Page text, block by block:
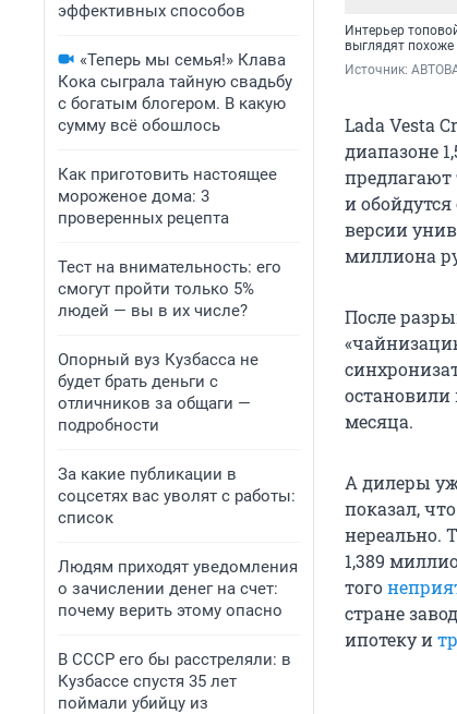
эффективных способов
«Теперь мы семья!» Клава
Кока сыграла тайную свадьбу
с богатым блогером. В какую
сумму всё обошлось
Как приготовить настоящее
мороженое дома: 3
проверенных рецепта
Тест на внимательность: его
смогут пройти только 5%
людей — вы в их числе?
Опорный вуз Кузбасса не
будет брать деньги с
отличников за общаги —
подробности
За какие публикации в
соцсетях вас уволят с работы:
список
Людям приходят уведомления
о зачислении денег на счет:
почему верить этому опасно
В СССР его бы расстреляли: в
Кузбассе спустя 35 лет
поймали убийцу из
Интерьер
выглядят похоже
Источник:
Lada Vesta
диапазоне
и
версии
миллиона
После
месяца.
А дилеры
показал,
нереально.
1,389
того
стране
ипотеку и